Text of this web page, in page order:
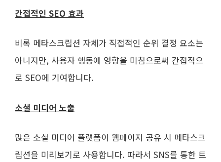
간접적인 SEO 효과
비록 메타스크립션 자체가 직접적인 순위 결정 요소는
아니지만, 사용자 행동에 영향을 미침으로써 간접적으
로 SEO에 기여합니다.
소셜 미디어 노출
많은 소셜 미디어 플랫폼이 웹페이지 공유 시 메타스크
립션을 미리보기로 사용합니다. 따라서 SNS를 통한 트